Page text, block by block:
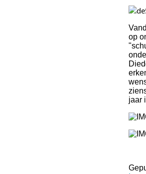
op
jaar